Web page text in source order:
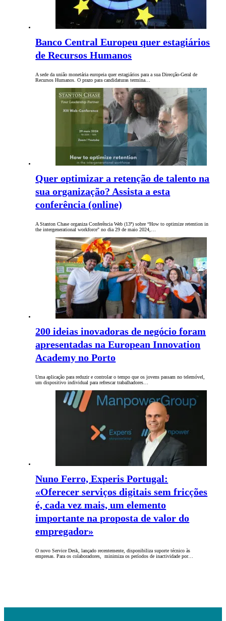
Banco Central Europeu quer estagiários
de Recursos Humanos
A sede da união monetária europeia quer estagiários para a sua Direcção-Geral de
Recursos Humanos. O prazo para candidaturas termina…
Quer optimizar a retenção de talento na
sua organização? Assista a esta
conferência (online)
A Stanton Chase organiza Conferência Web (13ª) sobre “How to optimize retention in
the intergenerational workforce" no dia 29 de maio 2024,…
200 ideias inovadoras de negócio foram
apresentadas na European Innovation
Academy no Porto
Uma aplicação para reduzir e controlar o tempo que os jovens passam no telemóvel,
um dispositivo individual para refrescar trabalhadores…
Nuno Ferro, Experis Portugal:
«Oferecer serviços digitais sem fricções
é, cada vez mais, um elemento
importante na proposta de valor do
empregador»
O novo Service Desk, lançado recentemente, disponibiliza suporte técnico às
empresas. Para os colaboradores, minimiza os períodos de inactividade por…